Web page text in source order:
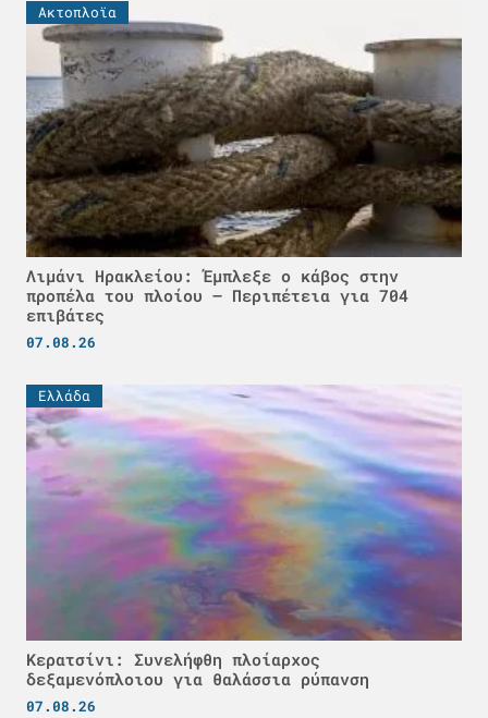
Ακτοπλοϊα
Λιμάνι Ηρακλείου: Έμπλεξε ο κάβος στην
προπέλα του πλοίου – Περιπέτεια για 704
επιβάτες
07.08.26
Ελλάδα
Κερατσίνι: Συνελήφθη πλοίαρχος
δεξαμενόπλοιου για θαλάσσια ρύπανση
07.08.26